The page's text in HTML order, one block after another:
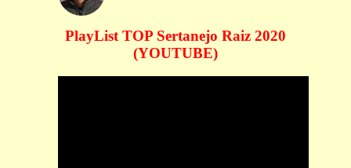
PlayList TOP Sertanejo Raiz 2020
(YOUTUBE)